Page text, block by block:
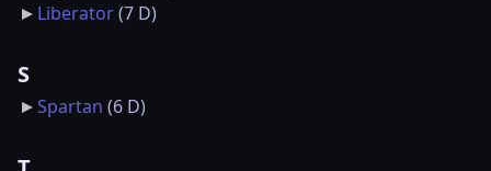
Liberator(7 D)
S
Spartan (6 D)